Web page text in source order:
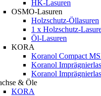
HK-Lasuren
OSMO-Lasuren
Holzschutz-Öllasuren
1 x Holzschutz-
Öl-Lasuren
KORA
Koranol Compact
Koranol
Koranol
& Öle
KORA